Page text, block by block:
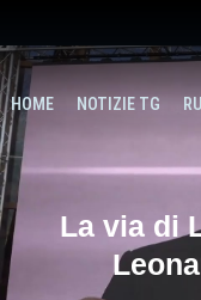
HOME NOTIZIE TG
La via di